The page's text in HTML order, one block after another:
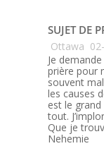
SUJET DE
Ottawa
Je
prière pour
souvent
les causes
est le
tout.
Que je
Nehemie